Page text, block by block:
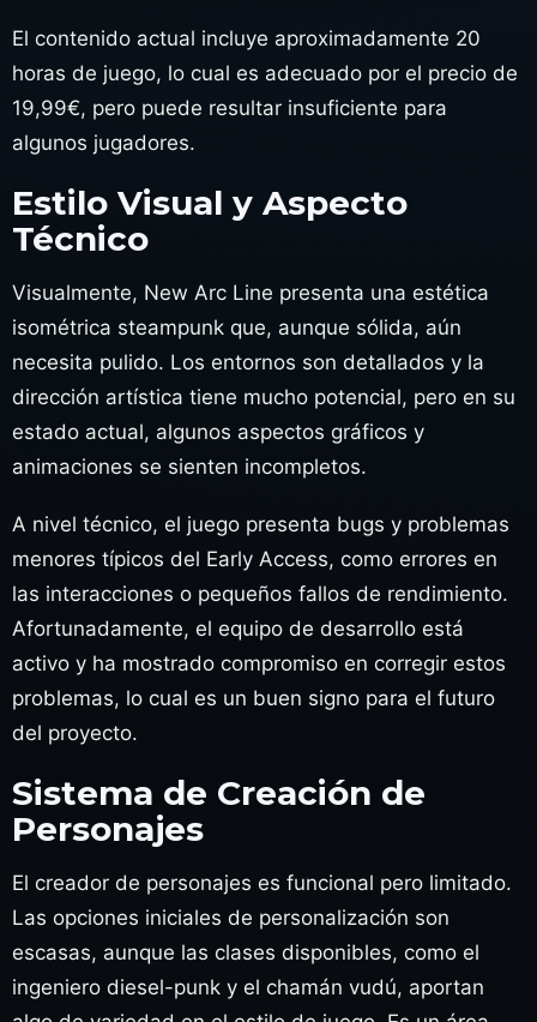
El contenido actual incluye aproximadamente 20
horas de juego, lo cual es adecuado por el precio de
19,99€, pero puede resultar insuficiente para
algunos jugadores.
Estilo Visual y Aspecto
Técnico
Visualmente, New Arc Line presenta una estética
isométrica steampunk que, aunque sólida, aún
necesita pulido. Los entornos son detallados y la
dirección artística tiene mucho potencial, pero en su
estado actual, algunos aspectos gráficos y
animaciones se sienten incompletos.
A nivel técnico, el juego presenta bugs y problemas
menores típicos del Early Access, como errores en
las interacciones o pequeños fallos de rendimiento.
Afortunadamente, el equipo de desarrollo está
activo y ha mostrado compromiso en corregir estos
problemas, lo cual es un buen signo para el futuro
del proyecto.
Sistema de Creación de
Personajes
El creador de personajes es funcional pero limitado.
Las opciones iniciales de personalización son
escasas, aunque las clases disponibles, como el
ingeniero diesel-punk y el chamán vudú, aportan